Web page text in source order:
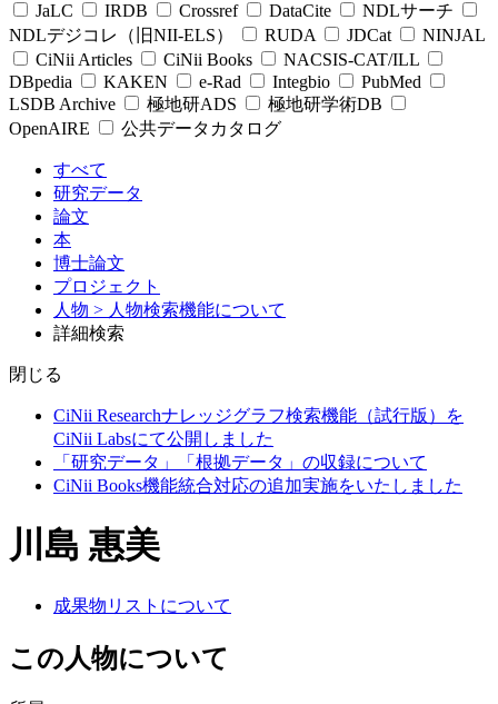
JaLC
IRDB Crossref DataCite
NDLサーチ
NDLデジコレ（旧NII-ELS）
RUDA JDCat
NINJAL
CiNii Articles
CiNii Books
NACSIS-CAT/ILL
DBpedia
KAKEN e-Rad Integbio
PubMed
LSDB Archive
極地研ADS
極地研学術DB
OpenAIRE
公共データカタログ
すべて
研究データ
論文
本
博士論文
プロジェクト
人物 > 人物検索機能について
詳細検索
閉じる
CiNii Researchナレッジグラフ検索機能（試行版）を
CiNii Labsにて公開しました
「研究データ」「根拠データ」の収録について
CiNii Books機能統合対応の追加実施をいたしました
川島 惠美
成果物リストについて
この人物について